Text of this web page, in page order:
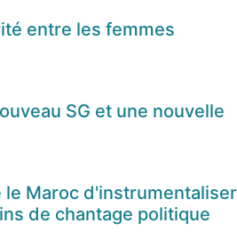
entre les femmes
SG et une nouvelle
le Maroc d'instrumentaliser
de chantage politique